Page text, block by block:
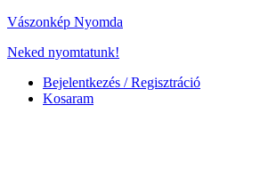
Vászonkép Nyomda
Neked nyomtatunk!
Bejelentkezés / Regisztráció
Kosaram